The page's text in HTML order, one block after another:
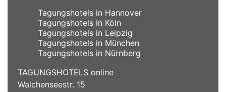
Tagungshotels in Hannover
Tagungshotels in Köln
Tagungshotels in Leipzig
Tagungshotels in München
Tagungshotels in Nürnberg
TAGUNGSHOTELS online
Walchenseestr. 15